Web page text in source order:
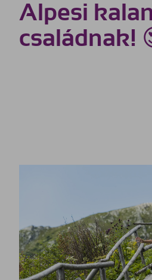
Alpesi
családnak!